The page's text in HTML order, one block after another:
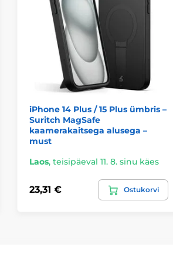
iPhone 14 Plus / 15 Plus ümbris –
Suritch MagSafe
kaamerakaitsega alusega –
must
Laos, teisipäeval 11. 8. sinu käes
23,31 € Ostukorvi